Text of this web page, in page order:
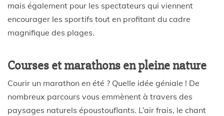
mais également pour les spectateurs qui viennent
encourager les sportifs tout en profitant du cadre
magnifique des plages.
Courses et marathons en pleine nature
Courir un marathon en été ? Quelle idée géniale ! De
nombreux parcours vous emmènent à travers des
paysages naturels époustouflants. L’air frais, le chant